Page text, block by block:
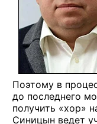
Поэтому в
до последнего
получить «хор»
Синицын ведет